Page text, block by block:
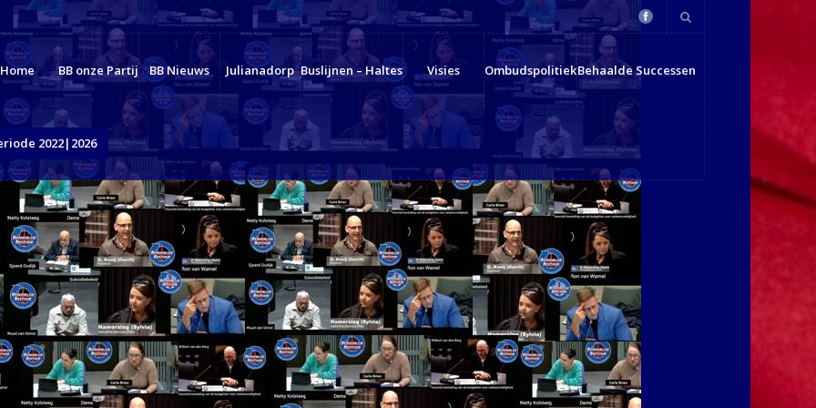
Home BB onze Partij BB Nieuws Julianadorp Buslijnen – Haltes Visies OmbudspolitiekBehaalde Successen
2022|2026